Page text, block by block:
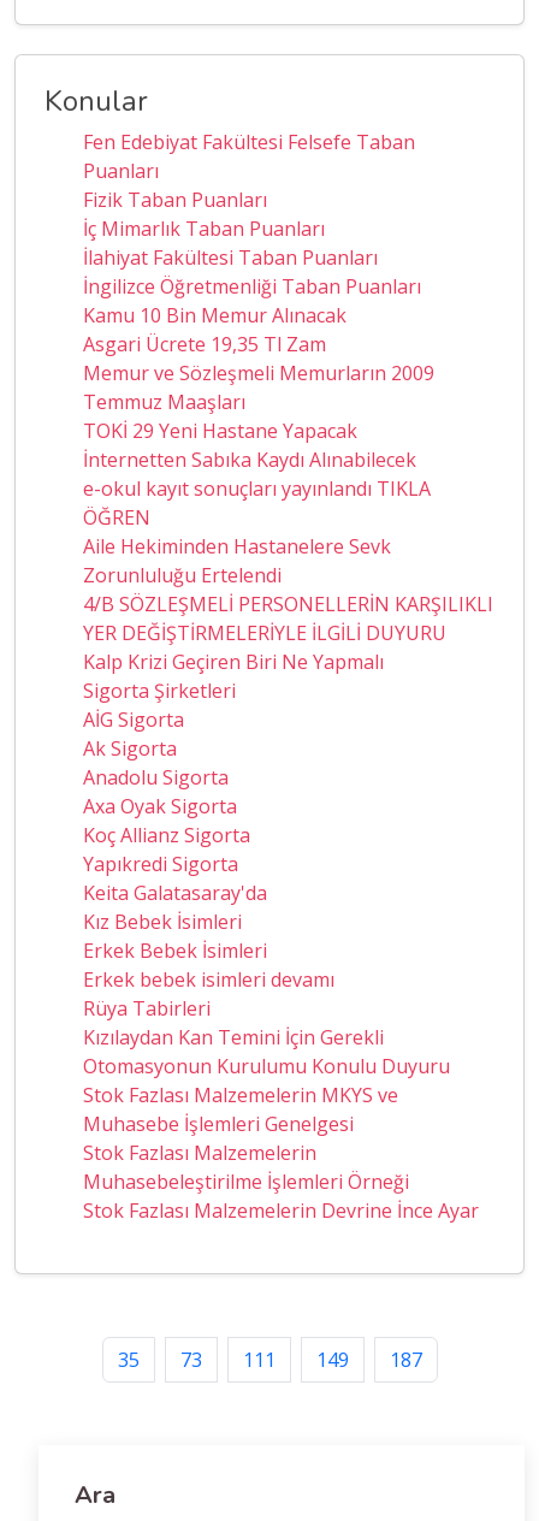
Konular
Fen Edebiyat Fakültesi Felsefe Taban
Puanları
Fizik Taban Puanları
İç Mimarlık Taban Puanları
İlahiyat Fakültesi Taban Puanları
İngilizce Öğretmenliği Taban Puanları
Kamu 10 Bin Memur Alınacak
Asgari Ücrete 19,35 Tl Zam
Memur ve Sözleşmeli Memurların 2009
Temmuz Maaşları
TOKİ 29 Yeni Hastane Yapacak
İnternetten Sabıka Kaydı Alınabilecek
e-okul kayıt sonuçları yayınlandı TIKLA
ÖĞREN
Aile Hekiminden Hastanelere Sevk
Zorunluluğu Ertelendi
4/B SÖZLEŞMELİ PERSONELLERİN KARŞILIKLI
YER DEĞİŞTİRMELERİYLE İLGİLİ DUYURU
Kalp Krizi Geçiren Biri Ne Yapmalı
Sigorta Şirketleri
AİG Sigorta
Ak Sigorta
Anadolu Sigorta
Axa Oyak Sigorta
Koç Allianz Sigorta
Yapıkredi Sigorta
Keita Galatasaray'da
Kız Bebek İsimleri
Erkek Bebek İsimleri
Erkek bebek isimleri devamı
Rüya Tabirleri
Kızılaydan Kan Temini İçin Gerekli
Otomasyonun Kurulumu Konulu Duyuru
Stok Fazlası Malzemelerin MKYS ve
Muhasebe İşlemleri Genelgesi
Stok Fazlası Malzemelerin
Muhasebeleştirilme İşlemleri Örneği
Stok Fazlası Malzemelerin Devrine İnce Ayar
35 73 111 149 187
Ara